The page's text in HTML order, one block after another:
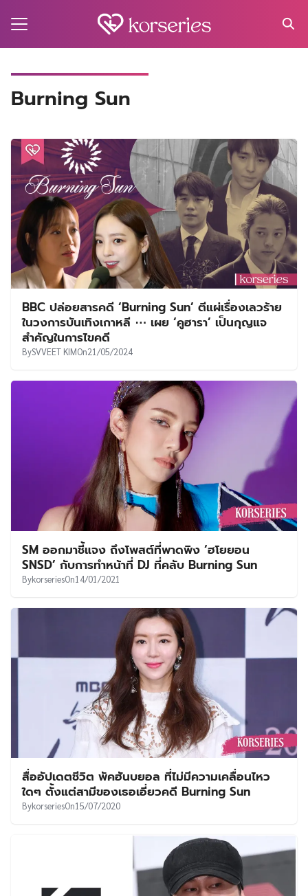
Burning Sun
BBC ปล่อยสารคดี ‘Burning Sun’ ตีแผ่เรื่องเลวร้าย
ในวงการบันเทิงเกาหลี ⋯ เผย ‘คูฮารา’ เป็นกุญแจ
สำคัญในการไขคดี
BySVVEET KIMOn21/05/2024
SM ออกมาชี้แจง ถึงโพสต์ที่พาดพิง ‘ฮโยยอน
SNSD’ กับการทำหน้าที่ DJ ที่คลับ Burning Sun
BykorseriesOn14/01/2021
สื่ออัปเดตชีวิต พัคฮันบยอล ที่ไม่มีความเคลื่อนไหว
ใดๆ ตั้งแต่สามีของเธอเอี่ยวคดี Burning Sun
BykorseriesOn15/07/2020